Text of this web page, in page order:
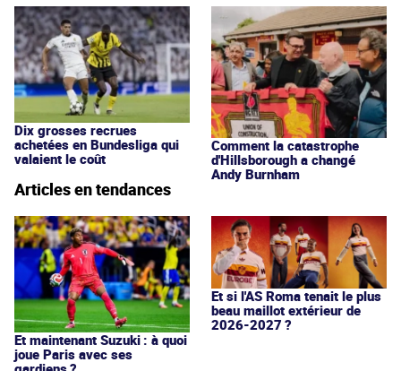
Dix grosses recrues
achetées en Bundesliga qui
valaient le coût
Comment la catastrophe
d'Hillsborough a changé
Andy Burnham
Articles en tendances
Et maintenant Suzuki : à quoi
joue Paris avec ses
Et si l'AS Roma tenait le plus
beau maillot extérieur de
2026-2027 ?